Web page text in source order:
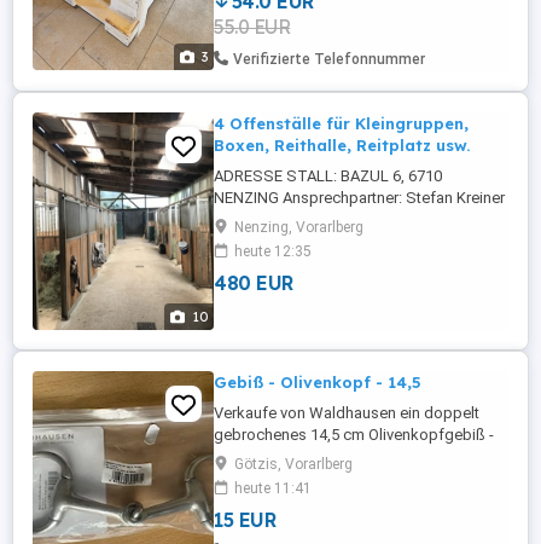
3
55.0 EUR
Verifizierte Telefonnummer
10
4 Offenställe für Kleingruppen,
Boxen, Reithalle, Reitplatz usw.
ADRESSE STALL: BAZUL 6, 6710
NENZING Ansprechpartner: Stefan Kreiner
und bin der Bruder vom Stallbesitzter
Nenzing, Vorarlberg
heute 12:35
480 EUR
Gebiß - Olivenkopf - 14,5
Verkaufe von Waldhausen ein doppelt
gebrochenes 14,5 cm Olivenkopfgebiß -
vor drei Monaten gekauft - nie verwendet -
Originalverpackt - siehe Foto
Götzis, Vorarlberg
heute 11:41
15 EUR